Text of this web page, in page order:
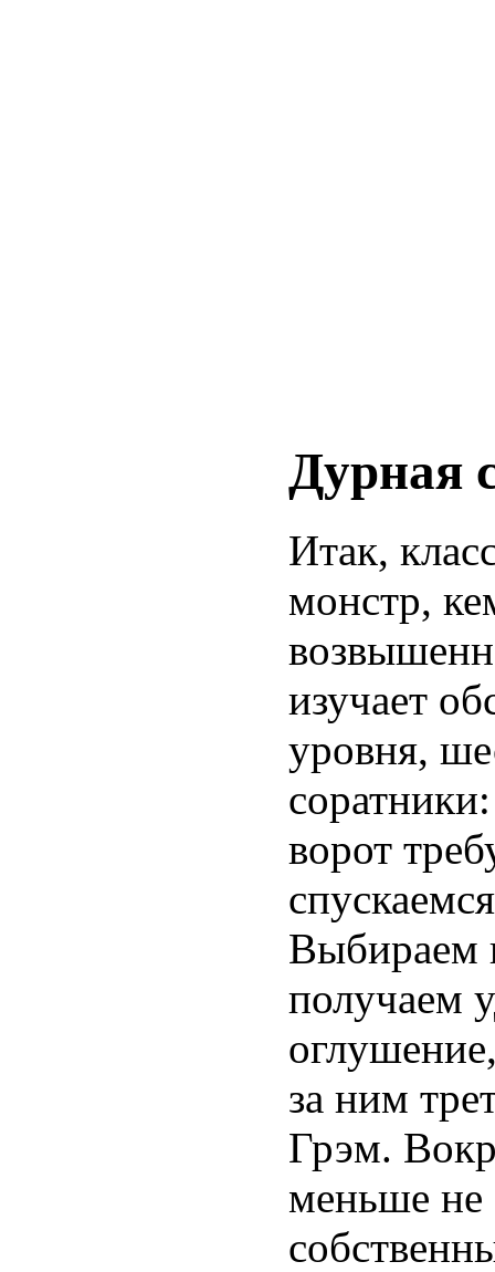
Дурная
Итак,
монстр,
изучает
уровня,
ворот
Выбираем
получаем
за ним
Грэм.
меньше не